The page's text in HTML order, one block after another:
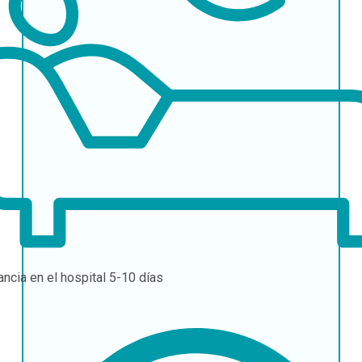
en el hospital 5-10 días